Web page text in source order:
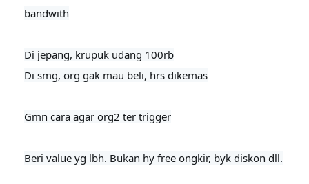
bandwith
Di jepang, krupuk udang 100rb
Di smg, org gak mau beli, hrs dikemas
Gmn cara agar org2 ter trigger
Beri value yg lbh. Bukan hy free ongkir, byk diskon dll.